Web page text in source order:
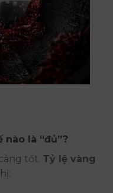
là “đủ”?
tốt. Tỷ lệ vàng